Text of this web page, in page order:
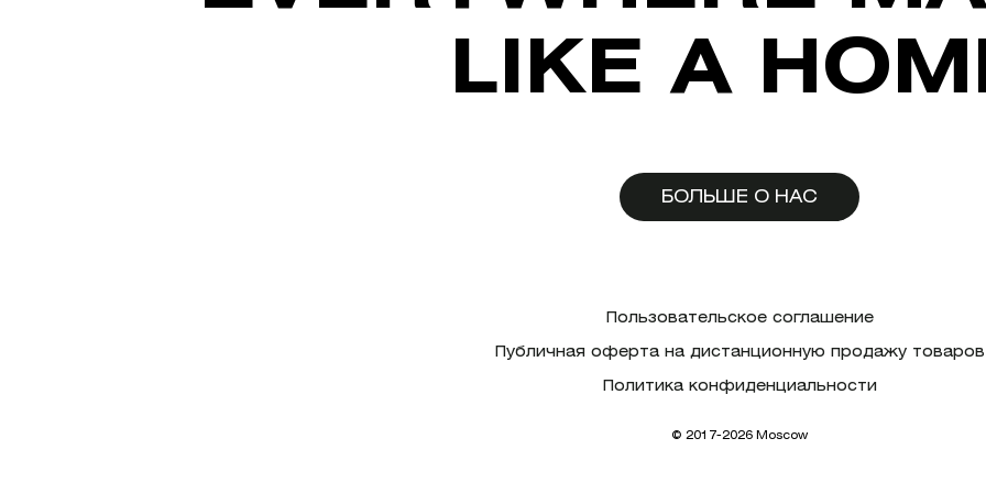
LIKE A
БОЛЬШЕ О НАС
Пользовательское соглашение
Публичная оферта на дистанционную продажу товаров
Политика конфиденциальности
© 2017-2026 Moscow